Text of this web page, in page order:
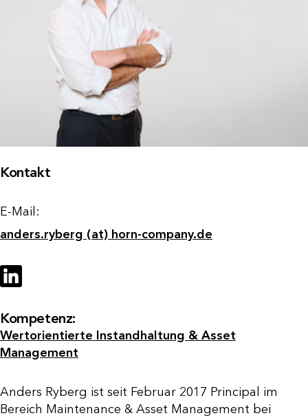
Kontakt
E-Mail:
anders.ryberg (at) horn-company.de
Kompetenz:
Wertorientierte Instandhaltung & Asset
Management
Anders Ryberg ist seit Februar 2017 Principal im
Bereich Maintenance & Asset Management bei